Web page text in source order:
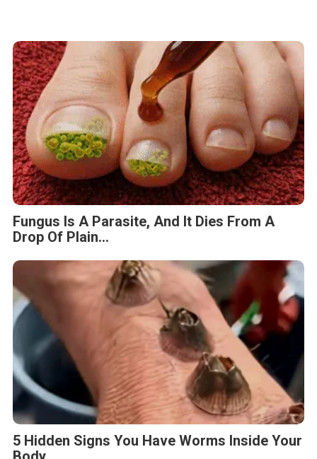
Fungus Is A Parasite, And It Dies From A
Drop Of Plain...